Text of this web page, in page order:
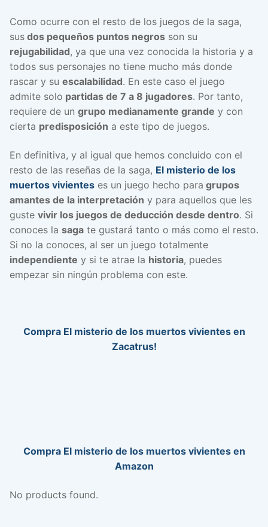
Como ocurre con el resto de los juegos de la saga,
sus dos pequeños puntos negros son su
rejugabilidad, ya que una vez conocida la historia y a
todos sus personajes no tiene mucho más donde
rascar y su escalabilidad. En este caso el juego
admite solo partidas de 7 a 8 jugadores. Por tanto,
requiere de un grupo medianamente grande y con
cierta predisposición a este tipo de juegos.
En definitiva, y al igual que hemos concluido con el
resto de las reseñas de la saga, El misterio de los
muertos vivientes es un juego hecho para grupos
amantes de la interpretación y para aquellos que les
guste vivir los juegos de deducción desde dentro. Si
conoces la saga te gustará tanto o más como el resto.
Si no la conoces, al ser un juego totalmente
independiente y si te atrae la historia, puedes
empezar sin ningún problema con este.
Compra El misterio de los muertos vivientes en
Zacatrus!
Compra El misterio de los muertos vivientes en
Amazon
No products found.